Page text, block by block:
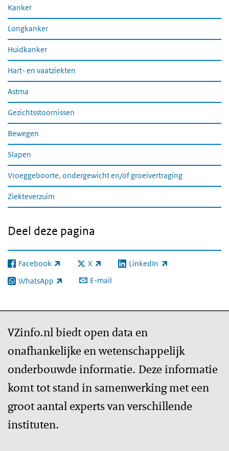
Kanker
Longkanker
Huidkanker
Hart- en vaatziekten
Astma
Gezichtsstoornissen
Bewegen
Slapen
Vroeggeboorte, ondergewicht en/of groeivertraging
Ziekteverzuim
Deel deze pagina
Facebook
(externe link) X
(externe link) LinkedIn
(externe link)
WhatsApp
(externe link) E-mail
VZinfo.nl biedt open data en
onafhankelijke en wetenschappelijk
onderbouwde informatie. Deze informatie
komt tot stand in samenwerking met een
groot aantal experts van verschillende
instituten.